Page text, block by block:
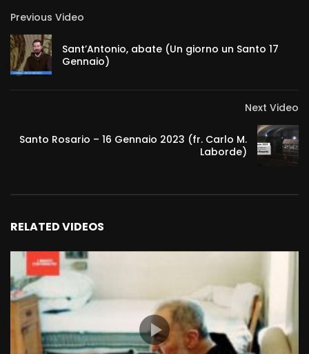
Previous Video
Sant’Antonio, abate (Un giorno un Santo 17
Gennaio)
Next Video
Santo Rosario – 16 Gennaio 2023 (fr. Carlo M.
Laborde)
RELATED VIDEOS